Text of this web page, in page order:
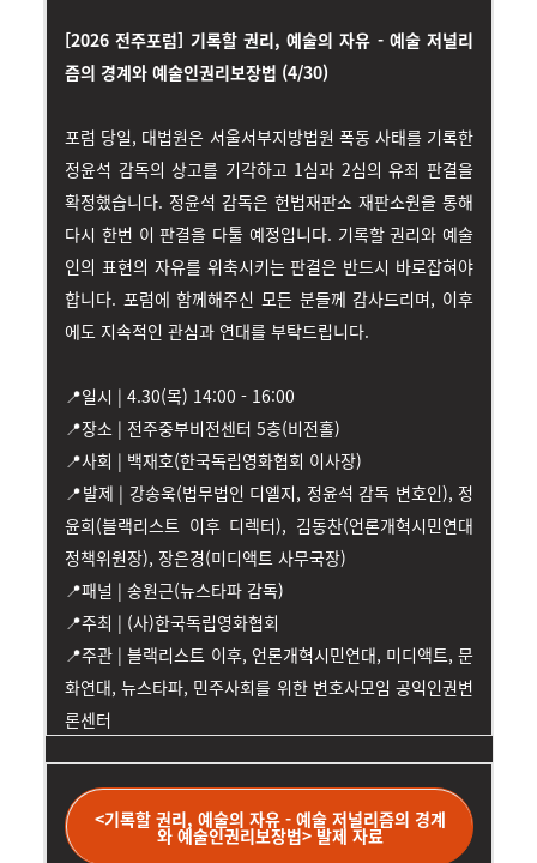
[2026 전주포럼] 기록할 권리, 예술의 자유 - 예술 저널리
즘의 경계와 예술인권리보장법 (4/30)
포럼 당일, 대법원은 서울서부지방법원 폭동 사태를 기록한
정윤석 감독의 상고를 기각하고 1심과 2심의 유죄 판결을
확정했습니다. 정윤석 감독은 헌법재판소 재판소원을 통해
다시 한번 이 판결을 다툴 예정입니다. 기록할 권리와 예술
인의 표현의 자유를 위축시키는 판결은 반드시 바로잡혀야
합니다. 포럼에 함께해주신 모든 분들께 감사드리며, 이후
에도 지속적인 관심과 연대를 부탁드립니다.
📍일시 | 4.30(목) 14:00 - 16:00
📍장소 | 전주중부비전센터 5층(비전홀)
📍사회 | 백재호(한국독립영화협회 이사장)
📍발제 | 강송욱(법무법인 디엘지, 정윤석 감독 변호인), 정
윤희(블랙리스트 이후 디렉터), 김동찬(언론개혁시민연대
정책위원장), 장은경(미디액트 사무국장)
📍패널 | 송원근(뉴스타파 감독)
📍주최 | (사)한국독립영화협회
📍주관 | 블랙리스트 이후, 언론개혁시민연대, 미디액트, 문
화연대, 뉴스타파, 민주사회를 위한 변호사모임 공익인권변
론센터
<기록할 권리, 예술의 자유 - 예술 저널리즘의 경계
와 예술인권리보장법> 발제 자료